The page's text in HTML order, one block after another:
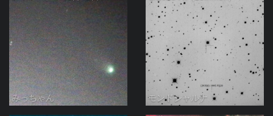
みっちゃん モンドシャルナ